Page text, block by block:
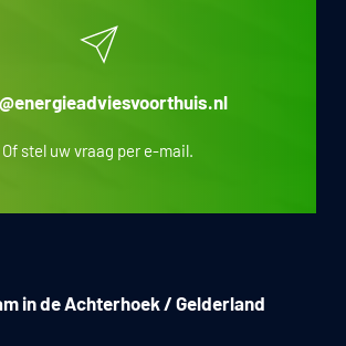
Of stel uw vraag per e-mail.
in de Achterhoek / Gelderland